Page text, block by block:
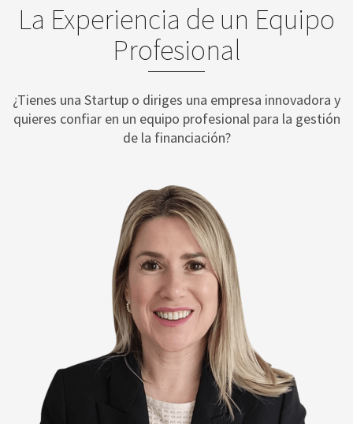
La Experiencia de un Equipo
Profesional
¿Tienes una Startup o diriges una empresa innovadora y
quieres confiar en un equipo profesional para la gestión
de la financiación?